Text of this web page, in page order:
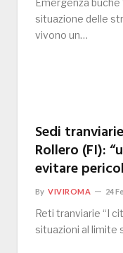
Emergenza
situazione delle
vivono un…
Sedi
Rollero (FI):
evitare
By VIVIROMA 24
Reti tranviarie “I
situazioni al